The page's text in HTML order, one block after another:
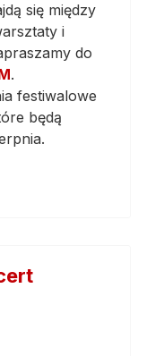
się między
i
do
.
festiwalowe
będą